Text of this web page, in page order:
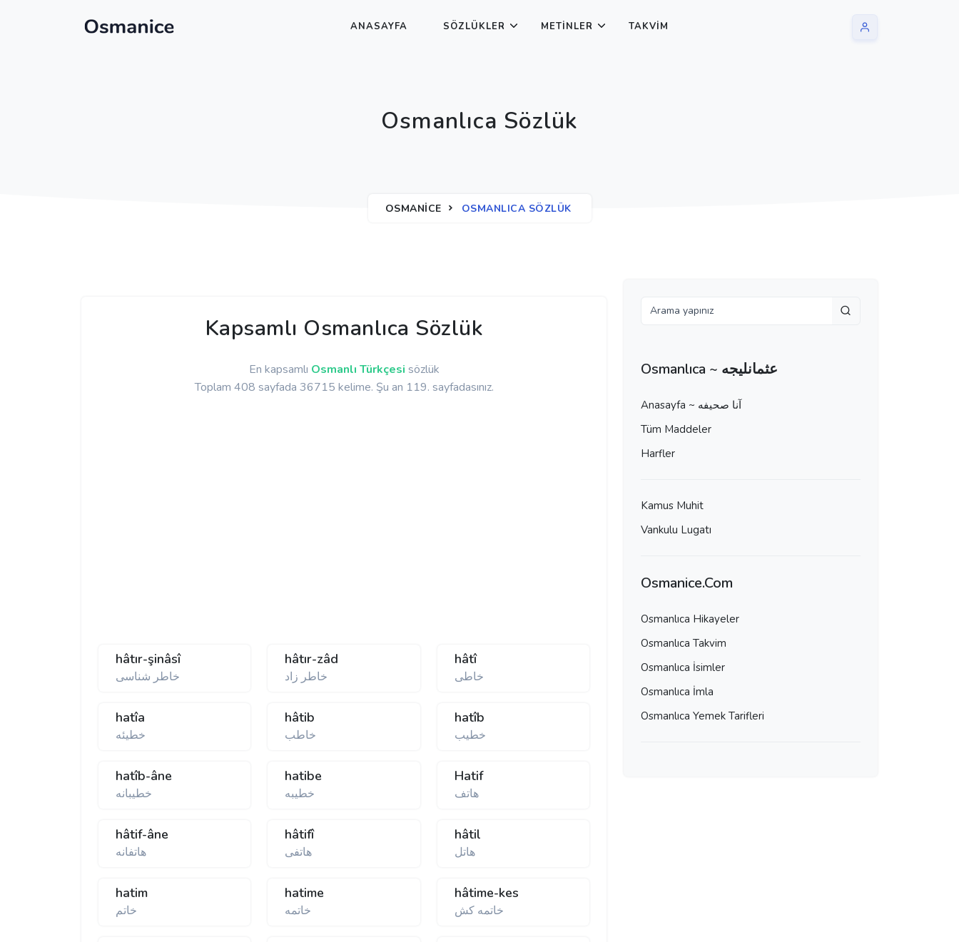
ANASAYFA SÖZLÜKLER METINLER TAKVIM
Osmanlıca Sözlük
OSMANICE OSMANLICA SÖZLÜK
Kapsamlı Osmanlıca Sözlük
En kapsamlı Osmanlı Türkçesi sözlük
Toplam 408 sayfada 36715 kelime. Şu an 119. sayfadasınız.
hâtır-şinâsî
خاطر شناسی
hâtır-zâd
خاطر زاد
hâtî
خاطی
hatîa
خطيئه
hâtib
خاطب
hatîb
خطيب
hatîb-âne
خطيبانه
hatibe
خطيبه
Hatif
هاتف
hâtif-âne
هاتفانه
hâtifî
هاتفی
hâtil
هاتل
hatim
خاتم
hatime
خاتمه
hâtime-kes
خاتمه كش
Osmanlıca ~ عثمانليجه
Anasayfa ~ آنا صحيفه
Tüm Maddeler
Harfler
Kamus Muhit
Vankulu Lugatı
Osmanice.Com
Osmanlıca Hikayeler
Osmanlıca Takvim
Osmanlıca İsimler
Osmanlıca İmla
Osmanlıca Yemek Tarifleri